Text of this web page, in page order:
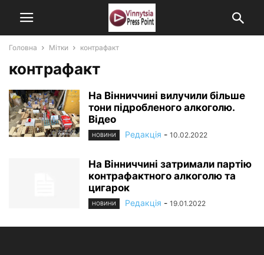
Головна Мітки контрафакт
контрафакт
На Вінниччині вилучили більше
тони підробленого алкоголю.
Відео
НОВИНИ Редакція - 10.02.2022
На Вінниччині затримали партію
контрафактного алкоголю та
цигарок
НОВИНИ Редакція - 19.01.2022